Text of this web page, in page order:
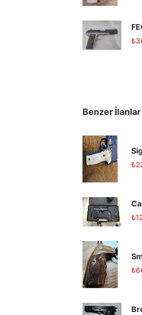
₺
Benzer İlanlar
₺
₺
₺